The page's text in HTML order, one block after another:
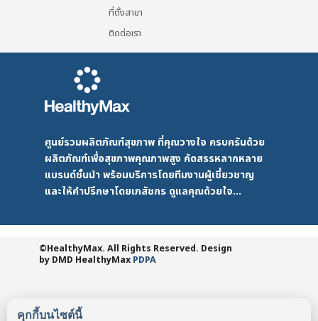
คุกกี้บนไซต์นี้
ที่ตั้งสาขา
ติดต่อเรา
ศูนย์รวมผลิตภัณฑ์สุขภาพ ที่คุณวางใจ ครบครันด้วย
ผลิตภัณฑ์เพื่อสุขภาพคุณภาพสูง คัดสรรหลากหลาย
แบรนด์ชั้นนำ พร้อมบริการโดยทีมงานผู้เชี่ยวชาญ
และให้คำปรึกษาโดยเภสัชกร ดูแลคุณด้วยใจ...
©HealthyMax. All Rights Reserved. Design
by DMD HealthyMax PDPA